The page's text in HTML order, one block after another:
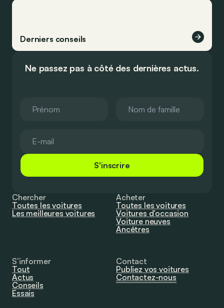
Derniers conseils
Ne passez pas à côté des dernières actus.
S'inscrire
Chercher
Toutes les voitures
Les meilleures voitures
Acheter
Toutes les voitures
Voitures d’occasion
Voiture neuves
Ancêtres
S’informer
Tout
Actus
Conseils
Essais
Contact
Publiez vos voitures
Contactez-nous